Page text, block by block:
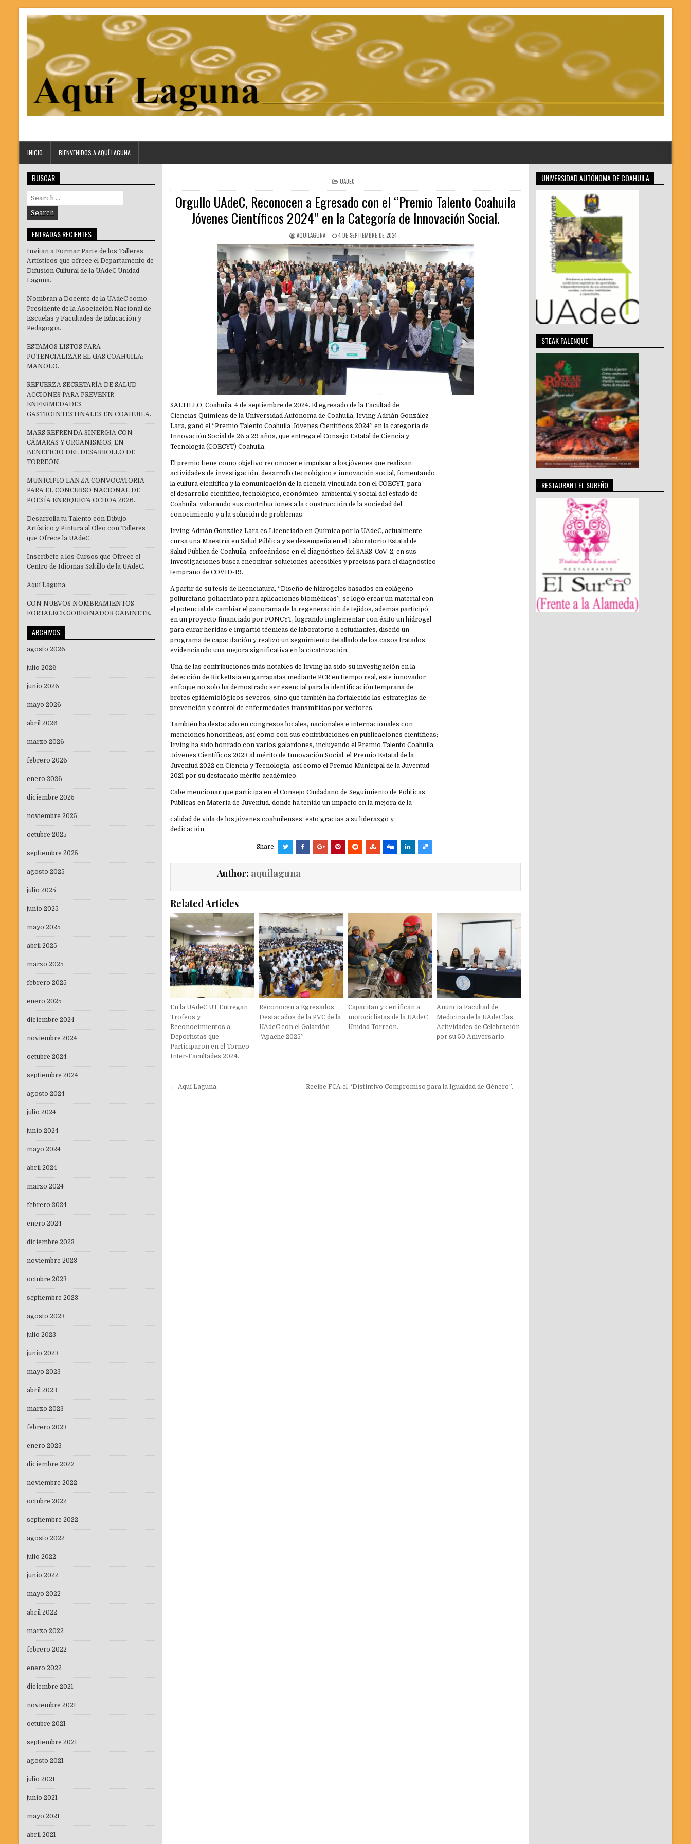
INICIO BIENVENIDOS A AQUÍ LAGUNA
POSTED
IN
UADEC
Orgullo UAdeC, Reconocen a Egresado con el “Premio Talento Coahuila
Jóvenes Científicos 2024” en la Categoría de Innovación Social.
AQUILAGUNA 4 DE SEPTIEMBRE DE 2024
SALTILLO, Coahuila. 4 de septiembre de 2024. El egresado de la Facultad de
Ciencias Químicas de la Universidad Autónoma de Coahuila, Irving Adrián González
Lara, ganó el “Premio Talento Coahuila Jóvenes Científicos 2024” en la categoría de
Innovación Social de 26 a 29 años, que entrega el Consejo Estatal de Ciencia y
Tecnología (COECYT) Coahuila.
El premio tiene como objetivo reconocer e impulsar a los jóvenes que realizan
actividades de investigación, desarrollo tecnológico e innovación social, fomentando
la cultura científica y la comunicación de la ciencia vinculada con el COECYT, para
el desarrollo científico, tecnológico, económico, ambiental y social del estado de
Coahuila, valorando sus contribuciones a la construcción de la sociedad del
conocimiento y a la solución de problemas.
Irving Adrián González Lara es Licenciado en Química por la UAdeC, actualmente
cursa una Maestría en Salud Pública y se desempeña en el Laboratorio Estatal de
Salud Pública de Coahuila, enfocándose en el diagnóstico del SARS-CoV-2, en sus
investigaciones busca encontrar soluciones accesibles y precisas para el diagnóstico
temprano de COVID-19.
A partir de su tesis de licenciatura, “Diseño de hidrogeles basados en colágeno-
poliuretano-poliacrilato para aplicaciones biomédicas”, se logó crear un material con
el potencial de cambiar el panorama de la regeneración de tejidos, además participó
en un proyecto financiado por FONCYT, logrando implementar con éxito un hidrogel
para curar heridas e impartió técnicas de laboratorio a estudiantes, diseñó un
programa de capacitación y realizó un seguimiento detallado de los casos tratados,
evidenciando una mejora significativa en la cicatrización.
Una de las contribuciones más notables de Irving ha sido su investigación en la
detección de Rickettsia en garrapatas mediante PCR en tiempo real, este innovador
enfoque no solo ha demostrado ser esencial para la identificación temprana de
brotes epidemiológicos severos, sino que también ha fortalecido las estrategias de
prevención y control de enfermedades transmitidas por vectores.
También ha destacado en congresos locales, nacionales e internacionales con
menciones honoríficas, así como con sus contribuciones en publicaciones científicas;
Irving ha sido honrado con varios galardones, incluyendo el Premio Talento Coahuila
Jóvenes Científicos 2023 al mérito de Innovación Social, el Premio Estatal de la
Juventud 2022 en Ciencia y Tecnología, así como el Premio Municipal de la Juventud
2021 por su destacado mérito académico.
Cabe mencionar que participa en el Consejo Ciudadano de Seguimiento de Políticas
Públicas en Materia de Juventud, donde ha tenido un impacto en la mejora de la
calidad de vida de los jóvenes coahuilenses, esto gracias a su liderazgo y
dedicación.
Share:
Author: aquilaguna
Related Articles
En la UAdeC UT Entregan
Trofeos y
Reconocimientos a
Deportistas que
Participaron en el Torneo
Inter-Facultades 2024.
Reconocen a Egresados
Destacados de la PVC de la
UAdeC con el Galardón
“Apache 2025”.
Capacitan y certifican a
motociclistas de la UAdeC
Unidad Torreón.
Anuncia Facultad de
Medicina de la UAdeC las
Actividades de Celebración
por su 50 Aniversario.
Navegación
← Aquí Laguna. Recibe FCA el “Distintivo Compromiso para la Igualdad de Género”. →
BUSCAR
Search
for:
ENTRADAS RECIENTES
Invitan a Formar Parte de los Talleres
Artísticos que ofrece el Departamento de
Difusión Cultural de la UAdeC Unidad
Laguna.
Nombran a Docente de la UAdeC como
Presidente de la Asociación Nacional de
Escuelas y Facultades de Educación y
Pedagogía.
ESTAMOS LISTOS PARA
POTENCIALIZAR EL GAS COAHUILA:
MANOLO.
REFUERZA SECRETARÍA DE SALUD
ACCIONES PARA PREVENIR
ENFERMEDADES
GASTROINTESTINALES EN COAHUILA.
MARS REFRENDA SINERGIA CON
CÁMARAS Y ORGANISMOS, EN
BENEFICIO DEL DESARROLLO DE
TORREÓN.
MUNICIPIO LANZA CONVOCATORIA
PARA EL CONCURSO NACIONAL DE
POESÍA ENRIQUETA OCHOA 2026.
Desarrolla tu Talento con Dibujo
Artístico y Pintura al Óleo con Talleres
que Ofrece la UAdeC.
Inscríbete a los Cursos que Ofrece el
Centro de Idiomas Saltillo de la UAdeC.
Aquí Laguna.
CON NUEVOS NOMBRAMIENTOS
FORTALECE GOBERNADOR GABINETE.
ARCHIVOS
agosto 2026
julio 2026
junio 2026
mayo 2026
abril 2026
marzo 2026
febrero 2026
enero 2026
diciembre 2025
noviembre 2025
octubre 2025
septiembre 2025
agosto 2025
julio 2025
junio 2025
mayo 2025
abril 2025
marzo 2025
febrero 2025
enero 2025
diciembre 2024
noviembre 2024
octubre 2024
septiembre 2024
agosto 2024
julio 2024
junio 2024
mayo 2024
abril 2024
marzo 2024
febrero 2024
enero 2024
diciembre 2023
noviembre 2023
octubre 2023
septiembre 2023
agosto 2023
julio 2023
junio 2023
mayo 2023
abril 2023
marzo 2023
febrero 2023
enero 2023
diciembre 2022
noviembre 2022
octubre 2022
septiembre 2022
agosto 2022
julio 2022
junio 2022
mayo 2022
abril 2022
marzo 2022
febrero 2022
enero 2022
diciembre 2021
noviembre 2021
octubre 2021
septiembre 2021
agosto 2021
julio 2021
junio 2021
mayo 2021
abril 2021
UNIVERSIDAD AUTÓNOMA DE COAHUILA
STEAK PALENQUE
RESTAURANT EL SUREÑO